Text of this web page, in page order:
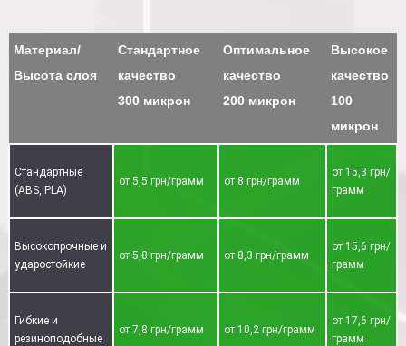
Материал/
Высота слоя
Стандартное
качество
300 микрон
Оптимальное
качество
200 микрон
Высокое
качество
100
микрон
Стандартные
(ABS, PLA)
от 5,5 грн/грамм от 8 грн/грамм
от 15,3 грн/
грамм
Высокопрочные и
ударостойкие
от 5,8 грн/грамм от 8,3 грн/грамм
от 15,6 грн/
грамм
Гибкие и
резиноподобные
от 7,8 грн/грамм от 10,2 грн/грамм
от 17,6 грн/
грамм